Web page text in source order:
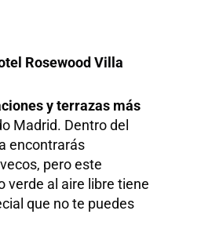
Rosewood Villa
y terrazas más
Madrid. Dentro del
encontrarás
pero este
verde al aire libre tiene
que no te puedes